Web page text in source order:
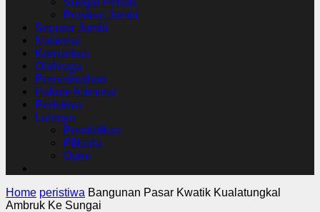
Provinsi Jambi
Seputar Jambi
Nasional
Komunitas
Olahraga
Pemerintahan
Hukum Kriminal
Peristiwa
Lainnya
Pendidikan
Pilkada
Opini
Home peristiwa Bangunan Pasar Kwatik Kualatungkal
Ambruk Ke Sungai